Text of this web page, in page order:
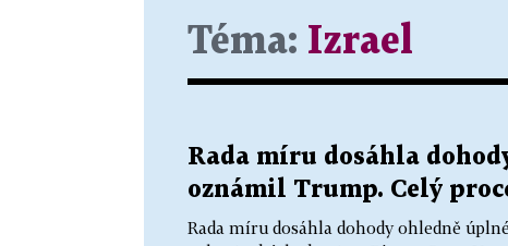
Téma: Izrael
Rada míru dosáhla
oznámil Trump. Celý
Rada míru dosáhla dohody ohledně